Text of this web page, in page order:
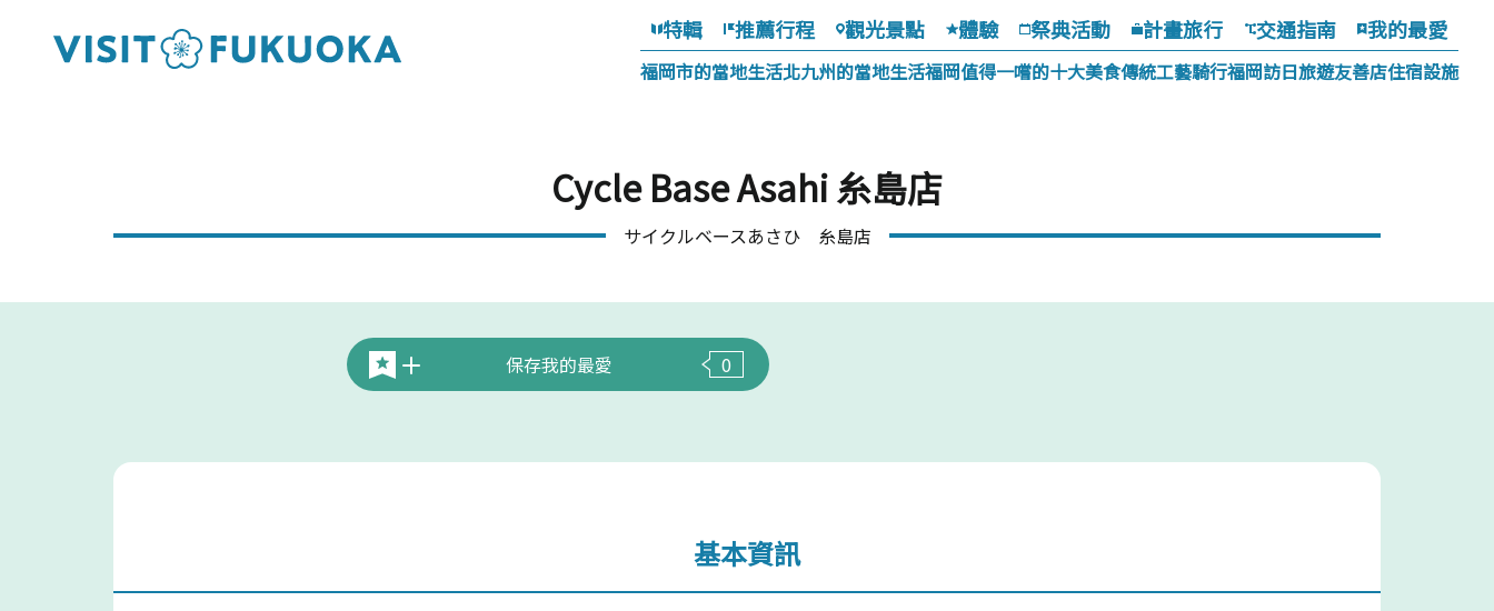
特輯 推薦行程 觀光景點 體驗 祭典活動 計畫旅行 交通指南 我的最愛
福岡市的當地生活北九州的當地生活福岡值得一嚐的十大美食傳統工藝騎行福岡訪日旅遊友善店住宿設施
Cycle Base Asahi 糸島店
サイクルベースあさひ 糸島店
保存我的最愛 0
基本資訊